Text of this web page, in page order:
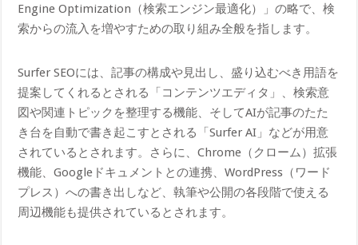
Engine Optimization（検索エンジン最適化）」の略で、検
索からの流入を増やすための取り組み全般を指します。
Surfer SEOには、記事の構成や見出し、盛り込むべき用語を
提案してくれるとされる「コンテンツエディタ」、検索意
図や関連トピックを整理する機能、そしてAIが記事のたた
き台を自動で書き起こすとされる「Surfer AI」などが用意
されているとされます。さらに、Chrome（クローム）拡張
機能、Googleドキュメントとの連携、WordPress（ワード
プレス）への書き出しなど、執筆や公開の各段階で使える
周辺機能も提供されているとされます。